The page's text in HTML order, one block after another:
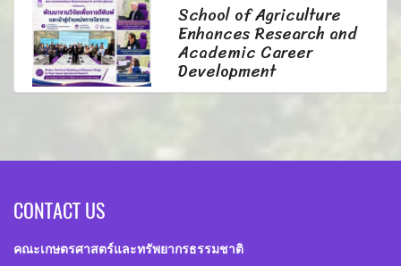
School of Agriculture
Enhances Research and
Academic Career
Development
CONTACT US
คณะเกษตรศาสตร์และทรัพยากรธรรมชาติ